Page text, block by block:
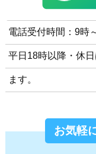
電話受付時間：9時
平日18時以降・休
ます。
お気軽